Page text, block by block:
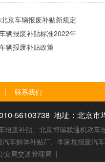
京车辆报废补贴新规定
辆报废补贴标准2022年
辆报废补贴政策
| 联系我们
56103738 地址：北京市
废补贴、北京博瑞联通机动车
车解体补贴厂、李家坟报废汽
安局交通管理局 |